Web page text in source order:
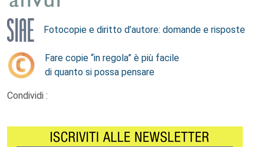
Fotocopie e diritto d’autore: domande e risposte
Fare copie “in regola” è più facile
di quanto si possa pensare
Condividi :